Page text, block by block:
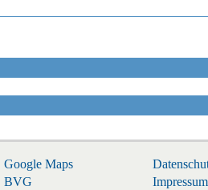
Google Maps
BVG
Impressum